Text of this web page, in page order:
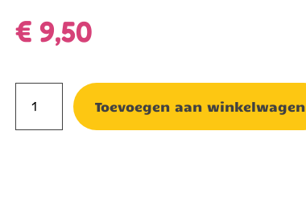
€ 9,50
Toevoegen aan winkelwagen